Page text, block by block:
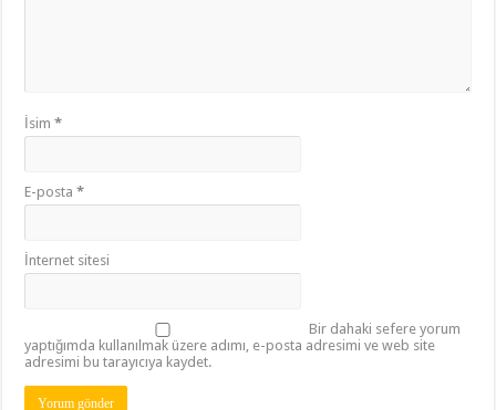
İsim*
E-posta*
İnternet sitesi
Bir dahaki sefere yorum
yaptığımda kullanılmak üzere adımı, e-posta adresimi ve web site
adresimi bu tarayıcıya kaydet.